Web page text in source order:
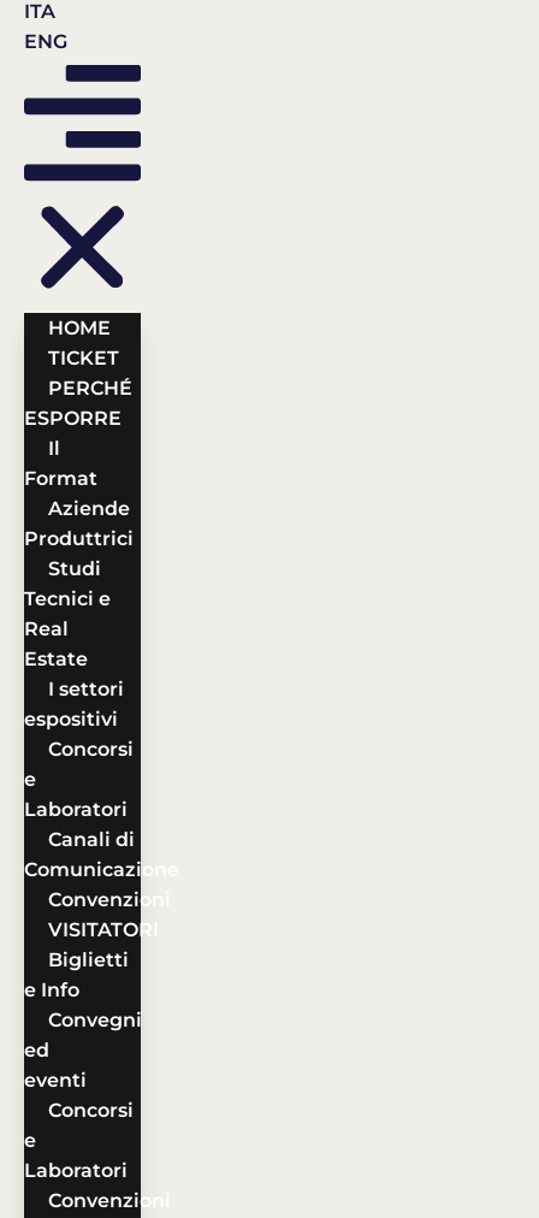
ITA
ENG
HOME
TICKET
PERCHÉ
ESPORRE
Il
Format
Aziende
Produttrici
Studi
Tecnici e
Real
Estate
I settori
espositivi
Concorsi
e
Laboratori
Canali di
Comunicazione
Convenzioni
VISITATORI
Biglietti
e Info
Convegni
ed
eventi
Concorsi
e
Laboratori
Convenzioni